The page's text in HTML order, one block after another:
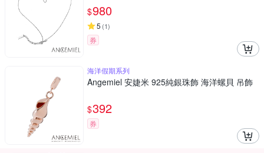
$980
5 (1)
券
海洋假期系列
Angemiel 安婕米 925純銀珠飾 海洋螺貝 吊飾
$392
券